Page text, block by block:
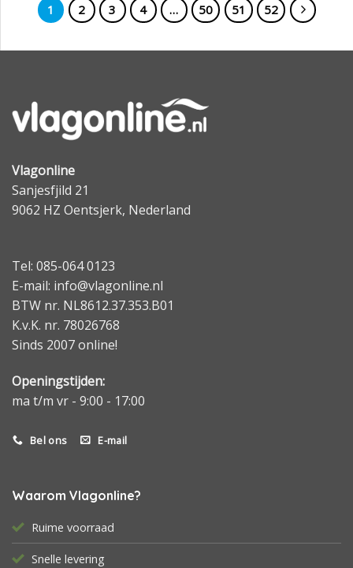
1 2 3 4 … 50 51 52
Vlagonline
Sanjesfjild 21
9062 HZ Oentsjerk, Nederland
Tel: 085-064 0123
E-mail: info@vlagonline.nl
BTW nr. NL8612.37.353.B01
K.v.K. nr. 78026768
Sinds 2007 online!
Openingstijden:
ma t/m vr - 9:00 - 17:00
Bel ons E-mail
Waarom Vlagonline?
Ruime voorraad
Snelle levering